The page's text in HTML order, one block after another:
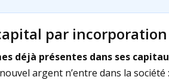
par incorporation
déjà présentes dans ses
argent n’entre dans la société